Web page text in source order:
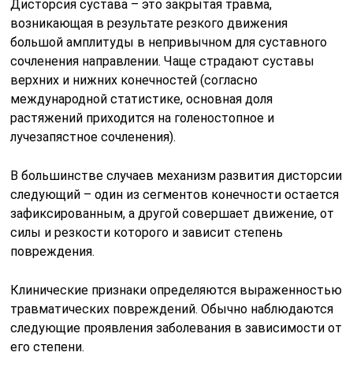
Дисторсия сустава – это закрытая травма,
возникающая в результате резкого движения
большой амплитуды в непривычном для суставного
сочленения направлении. Чаще страдают суставы
верхних и нижних конечностей (согласно
международной статистике, основная доля
растяжений приходится на голеностопное и
лучезапястное сочленения).
В большинстве случаев механизм развития дисторсии
следующий – один из сегментов конечности остается
зафиксированным, а другой совершает движение, от
силы и резкости которого и зависит степень
повреждения.
Клинические признаки определяются выраженностью
травматических повреждений. Обычно наблюдаются
следующие проявления заболевания в зависимости от
его степени.